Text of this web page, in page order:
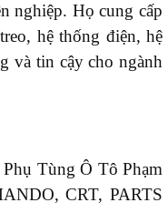
nghiệp. Họ cung cấp
hệ thống điện, hệ
và tin cậy cho ngành
Tùng Ô Tô Phạm
CRT, PARTS